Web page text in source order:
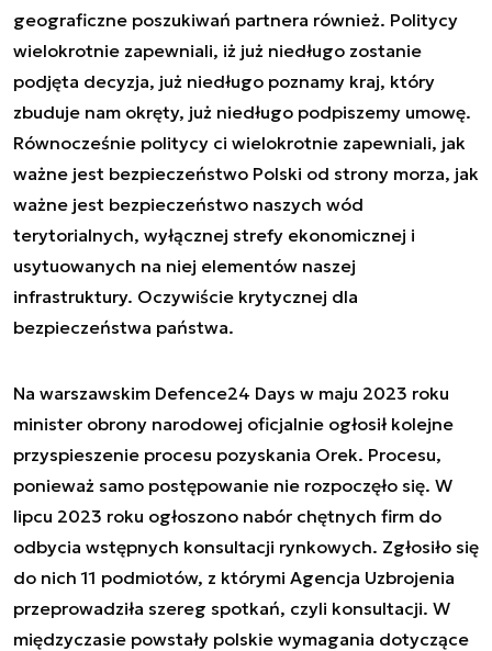
geograficzne poszukiwań partnera również. Politycy
wielokrotnie zapewniali, iż już niedługo zostanie
podjęta decyzja, już niedługo poznamy kraj, który
zbuduje nam okręty, już niedługo podpiszemy umowę.
Równocześnie politycy ci wielokrotnie zapewniali, jak
ważne jest bezpieczeństwo Polski od strony morza, jak
ważne jest bezpieczeństwo naszych wód
terytorialnych, wyłącznej strefy ekonomicznej i
usytuowanych na niej elementów naszej
infrastruktury. Oczywiście krytycznej dla
bezpieczeństwa państwa.
Na warszawskim Defence24 Days w maju 2023 roku
minister obrony narodowej oficjalnie ogłosił kolejne
przyspieszenie procesu pozyskania Orek. Procesu,
ponieważ samo postępowanie nie rozpoczęło się. W
lipcu 2023 roku ogłoszono nabór chętnych firm do
odbycia wstępnych konsultacji rynkowych. Zgłosiło się
do nich 11 podmiotów, z którymi Agencja Uzbrojenia
przeprowadziła szereg spotkań, czyli konsultacji. W
międzyczasie powstały polskie wymagania dotyczące